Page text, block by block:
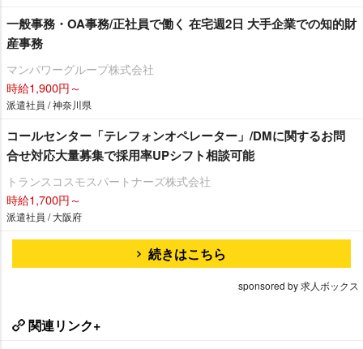
一般事務・OA事務/正社員で働く 在宅週2日 大手企業での知的財
産事務
マンパワーグループ株式会社
時給1,900円～
派遣社員 / 神奈川県
コールセンター「テレフォンオペレーター」/DMに関するお問
合せ対応大量募集で採用率UPシフト相談可能
トランスコスモスパートナーズ株式会社
時給1,700円～
派遣社員 / 大阪府
続きはこちら
sponsored by 求人ボックス
関連リンク+